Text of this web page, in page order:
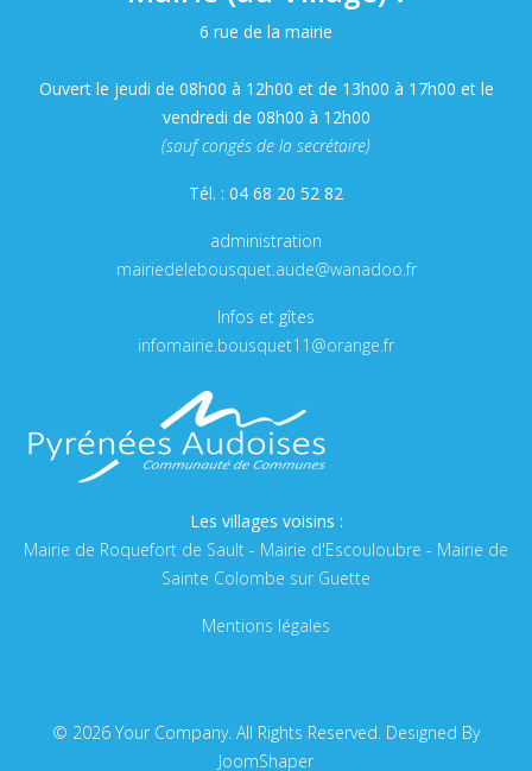
6 rue de la mairie
Ouvert le jeudi de 08h00 à 12h00 et de 13h00 à 17h00 et le
vendredi de 08h00 à 12h00
(sauf congés de la secrétaire)
Tél. : 04 68 20 52 82
administration
mairiedelebousquet.aude@wanadoo.fr
Infos et gîtes
infomairie.bousquet11@orange.fr
Les villages voisins :
Mairie de Roquefort de Sault - Mairie d'Escouloubre - Mairie de
Sainte Colombe sur Guette
Mentions légales
© 2026 Your Company. All Rights Reserved. Designed By
JoomShaper